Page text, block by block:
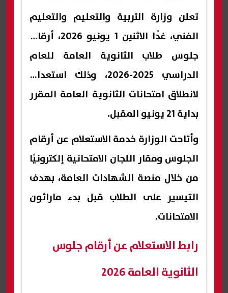
تعلن وزارة التربية والتعليم والتعليم
الفني، غدًا الاثنين 1 يونيو 2026، أرقام
جلوس طلاب الثانوية العامة للعام
الدراسي 2025-2026، وذلك استعدادًا
لانطلاق امتحانات الثانوية العامة المقرر
بداية 21 يونيو المقبل.
وأتاحت الوزارة خدمة الاستعلام عن أرقام
الجلوس ومقار اللجان الامتحانية إلكترونيًا
من خلال منصة الشهادات العامة، بهدف
التيسير على الطلاب قبل بدء ماراثون
الامتحانات.
رابط الاستعلام عن أرقام جلوس
الثانوية العامة 2026